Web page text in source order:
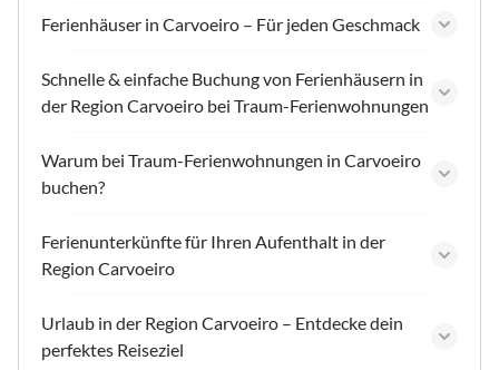
Ferienhäuser in Carvoeiro – Für jeden Geschmack
Schnelle & einfache Buchung von Ferienhäusern in
der Region Carvoeiro bei Traum-Ferienwohnungen
Warum bei Traum-Ferienwohnungen in Carvoeiro
buchen?
Ferienunterkünfte für Ihren Aufenthalt in der
Region Carvoeiro
Urlaub in der Region Carvoeiro – Entdecke dein
perfektes Reiseziel